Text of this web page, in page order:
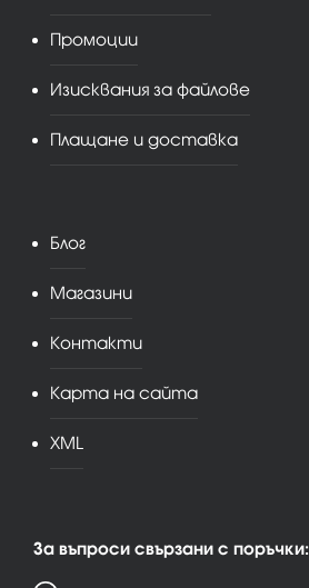
Промоции
Изисквания за файлове
Плащане и доставка
Блог
Магазини
Контакти
Карта на сайта
XML
За въпроси свързани с поръчки: